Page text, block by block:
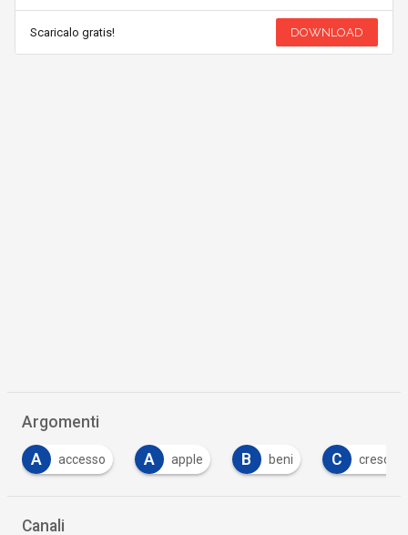
Scaricalo gratis! DOWNLOAD
Argomenti
accesso A apple B beni C crescita
Canali